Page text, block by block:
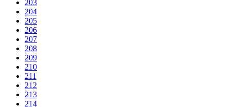
203
204
205
206
207
208
209
210
211
212
213
214